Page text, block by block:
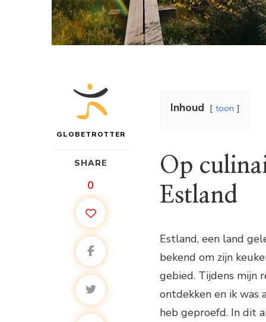
GLOBETROTTER
SHARE
0
Inhoud toon
Op
Estland
Estland, een land
bekend om zijn
gebied. Tijdens mijn
ontdekken en ik was
heb geproefd. In dit